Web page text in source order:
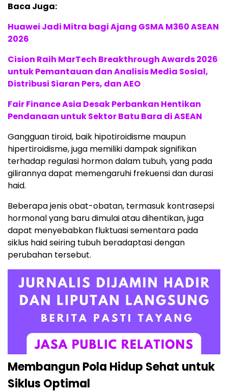
Baca Juga:
Huawei Jadi Mitra bagi Ajang GSMA M360 ASEAN
2026
Cision Raih MarTech Breakthrough Awards 2026
untuk Pemantauan dan Analisis Media Sosial,
Distribusi Siaran Pers, dan AEO
Fair Finance Asia Desak Perbankan Hentikan
Pendanaan untuk Sektor Batu Bara di ASEAN
Gangguan tiroid, baik hipotiroidisme maupun
hipertiroidisme, juga memiliki dampak signifikan
terhadap regulasi hormon dalam tubuh, yang pada
gilirannya dapat memengaruhi frekuensi dan durasi
haid.
Beberapa jenis obat-obatan, termasuk kontrasepsi
hormonal yang baru dimulai atau dihentikan, juga
dapat menyebabkan fluktuasi sementara pada
siklus haid seiring tubuh beradaptasi dengan
perubahan tersebut.
Membangun Pola Hidup Sehat untuk
Siklus Optimal